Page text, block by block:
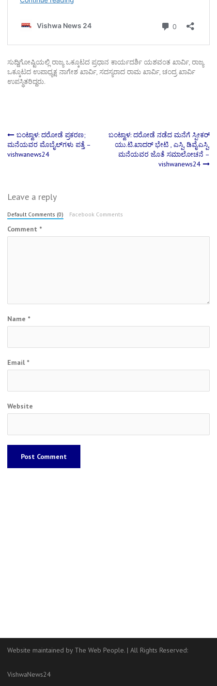
ಸುದ್ದಿಗೋಷ್ಟಿಯಲ್ಲಿ ರಾಜ್ಯ ಒಕ್ಕೂಟದ ಪ್ರಧಾನ ಕಾರ್ಯದರ್ಶಿ ಯಶವಂತ ಖಾರ್ವಿ, ರಾಜ್ಯ
ಒಕ್ಕೂಟದ ಉಪಾಧ್ಯಕ್ಷ ನಾಗೇಶ ಖಾರ್ವಿ, ಸದಸ್ಯರಾದ ರಾಮ ಖಾರ್ವಿ, ಚಂದ್ರ ಖಾರ್ವಿ
ಉಪಸ್ಥಿತರಿದ್ದರು.
Post
navigation
ಬಂಟ್ವಾಳ: ದರೋಡೆ ಪ್ರಕರಣ;
ಮನೆಯವರ ಮೊಬೈಲ್‌ಗಳು ಪತ್ತೆ –
vishwanews24
ಬಂಟ್ವಾಳ: ದರೋಡೆ ನಡೆದ ಮನೆಗೆ ಸ್ಪೀಕರ್
ಯು.ಟಿ.ಖಾದರ್ ಭೇಟಿ , ಎಸ್ಪಿ, ಡಿವೈಎಸ್ಪಿ,
ಮನೆಯವರ ಜೊತೆ ಸಮಾಲೋಚನೆ –
vishwanews24
Leave a reply
Default Comments (0) Facebook Comments
Comment *
Name *
Email *
Website
Website maintained by The Web People. | All Rights Reserved:
VishwaNews24